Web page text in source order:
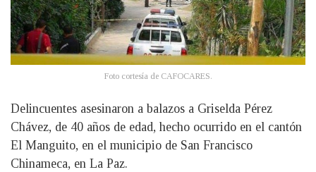
Foto cortesía de CAFOCARES.
Delincuentes asesinaron a balazos a Griselda Pérez
Chávez, de 40 años de edad, hecho ocurrido en el cantón
El Manguito, en el municipio de San Francisco
Chinameca, en La Paz.